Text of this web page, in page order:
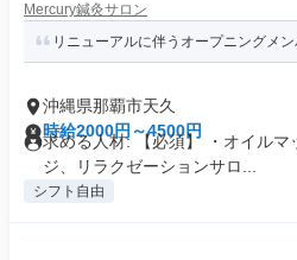
Mercury鍼灸サロン
リニューアルに伴うオープニングメ
沖縄県那覇市天久
時給2000円～4500円
求める人材: 【必須】 ・オイル
ジ、リラクゼーションサロ...
シフト自由